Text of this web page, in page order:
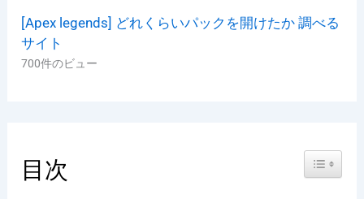
[Apex legends] どれくらいパックを開けたか 調べる
サイト
700件のビュー
目次 Toggle